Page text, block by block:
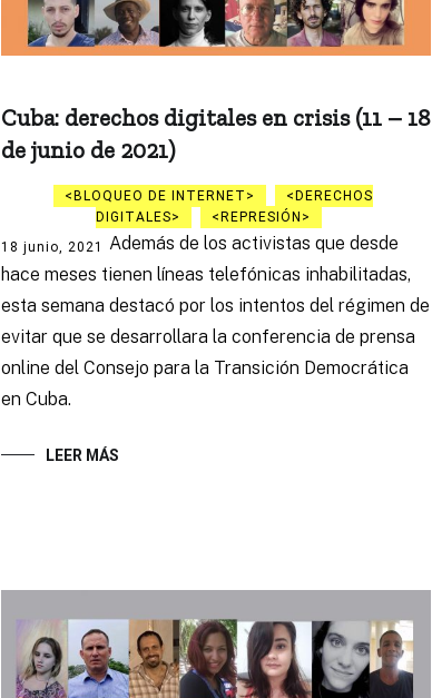
Cuba: derechos digitales en crisis (11 – 18
de junio de 2021)
BLOQUEO DE INTERNET
DERECHOS
DIGITALES
REPRESIÓN
18 junio, 2021
Además de los activistas que desde
hace meses tienen líneas telefónicas inhabilitadas,
esta semana destacó por los intentos del régimen de
evitar que se desarrollara la conferencia de prensa
online del Consejo para la Transición Democrática
en Cuba.
LEER MÁS